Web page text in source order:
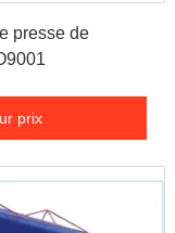
presse de
prix